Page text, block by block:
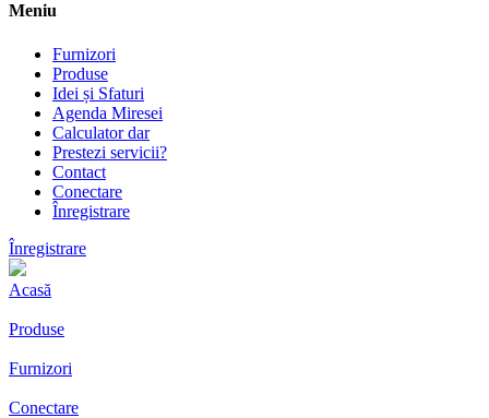
Meniu
Furnizori
Produse
Idei și Sfaturi
Agenda Miresei
Calculator dar
Prestezi servicii?
Contact
Conectare
Înregistrare
Înregistrare
Acasă
Produse
Furnizori
Conectare